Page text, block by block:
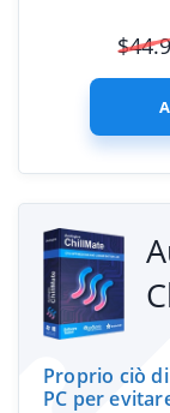
$
Proprio ciò
PC per